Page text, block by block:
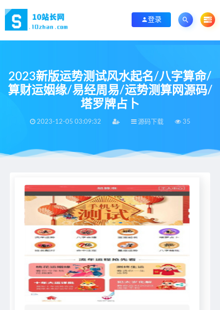
登录
2023新版运势测试风水起名/八字算命/
算财运姻缘/易经周易/运势测算网源码/
塔罗牌占卜
2023-12-05 03:09:32 源码下载 35
当前位置：首页>源码下载